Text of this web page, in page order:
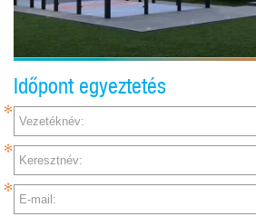
Időpont egyeztetés
Vezetéknév:
Keresztnév:
E-mail: